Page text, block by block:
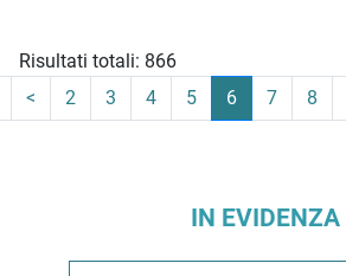
Risultati totali: 866
<
2 3 4 5 6 7 8
IN EVIDENZA